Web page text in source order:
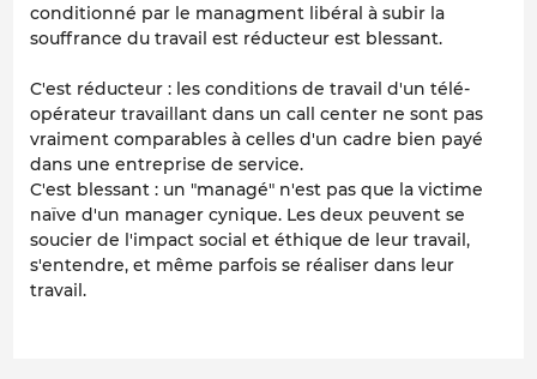
conditionné par le managment libéral à subir la
souffrance du travail est réducteur est blessant.
C'est réducteur : les conditions de travail d'un télé-
opérateur travaillant dans un call center ne sont pas
vraiment comparables à celles d'un cadre bien payé
dans une entreprise de service.
C'est blessant : un "managé" n'est pas que la victime
naïve d'un manager cynique. Les deux peuvent se
soucier de l'impact social et éthique de leur travail,
s'entendre, et même parfois se réaliser dans leur
travail.